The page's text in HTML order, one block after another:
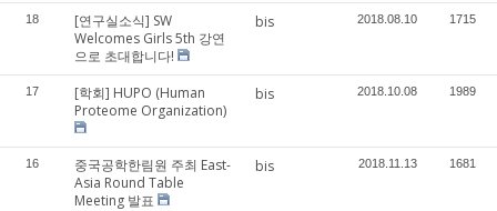
18
[연구실소식] SW
Welcomes Girls 5th 강연
으로 초대합니다!
bis 2018.08.10 1715
17
[학회] HUPO (Human
Proteome Organization)
bis 2018.10.08 1989
16
중국공학한림원 주최 East-
Asia Round Table
Meeting 발표
bis 2018.11.13 1681